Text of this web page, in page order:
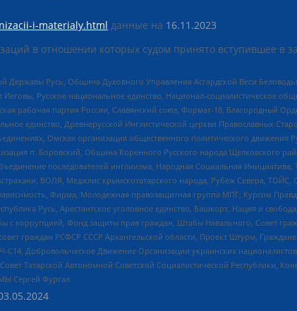
i-materialy.html данные на 16.11.2023
в отношении которых судом принято вступившее в
Державы Русь, Община Духовного Управления Асгардской Веси
Русское национальное единство, Национал-социалистическое
рабочая партия России, Славянский союз, Формат-18, Благородный
единство, Древнерусской Инглистической церкви Православных
Омская организация общественного политического движения
п. Боровский, Община Коренного Русского народа Щелковского
последователей инглиизма, Народная Социальная
ВОЛЯ, Меджлис крымскотатарского народа, Рубеж Севера, ТОЙС,
Фирма, Молодежная правозащитная группа МПГ, Курсом
Русь, Арестантское уголовное единство, Башкорт, Нация и
коррупцией, Фонд защиты прав граждан, Штабы Навального, Совет
граждан РСФСР СССР Архангельской области, Проект Штурм,
Добровольческое Движение Организации украинских
Татарской Автономной Советской Социалистической Республики,
Сергей Фургал